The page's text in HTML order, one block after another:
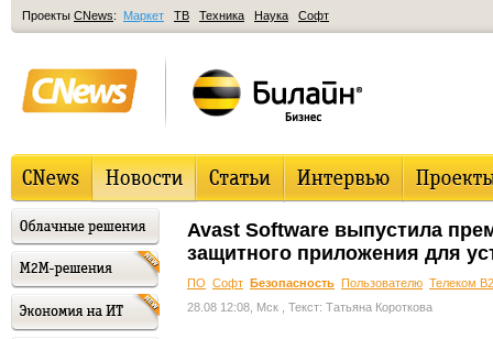
Проекты CNews: Маркет ТВ Техника Наука Софт
Avast Software выпустила
защитного приложения для
ПО Софт Безопасность Пользователю Телеком
28.08 12:08, Мск , Текст: Татьяна Короткова